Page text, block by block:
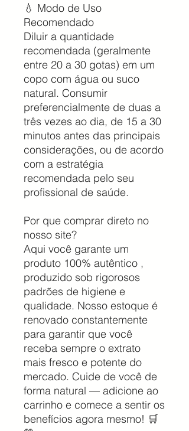
💧 Modo de Uso
Recomendado
Diluir a quantidade
recomendada (geralmente
entre 20 a 30 gotas) em um
copo com água ou suco
natural. Consumir
preferencialmente de duas a
três vezes ao dia, de 15 a 30
minutos antes das principais
considerações, ou de acordo
com a estratégia
recomendada pelo seu
profissional de saúde.
Por que comprar direto no
nosso site?
Aqui você garante um
produto 100% autêntico ,
produzido sob rigorosos
padrões de higiene e
qualidade. Nosso estoque é
renovado constantemente
para garantir que você
receba sempre o extrato
mais fresco e potente do
mercado. Cuide de você de
forma natural — adicione ao
carrinho e comece a sentir os
benefícios agora mesmo! 🛒